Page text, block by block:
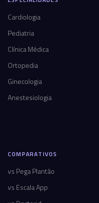
Cardiologia
Pediatria
Clínica Médica
Ortopedia
Ginecologia
Anestesiologia
COMPARATIVOS
vs Pega Plantão
vs Escala App